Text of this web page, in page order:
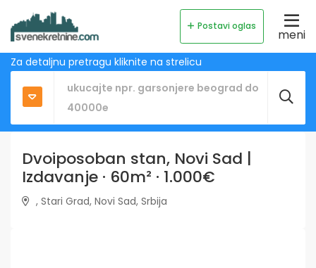
Postavi oglas
meni
Za detaljnu pretragu kliknite na strelicu
Dvoiposoban stan, Novi Sad |
Izdavanje · 60m² · 1.000€
, Stari Grad, Novi Sad, Srbija